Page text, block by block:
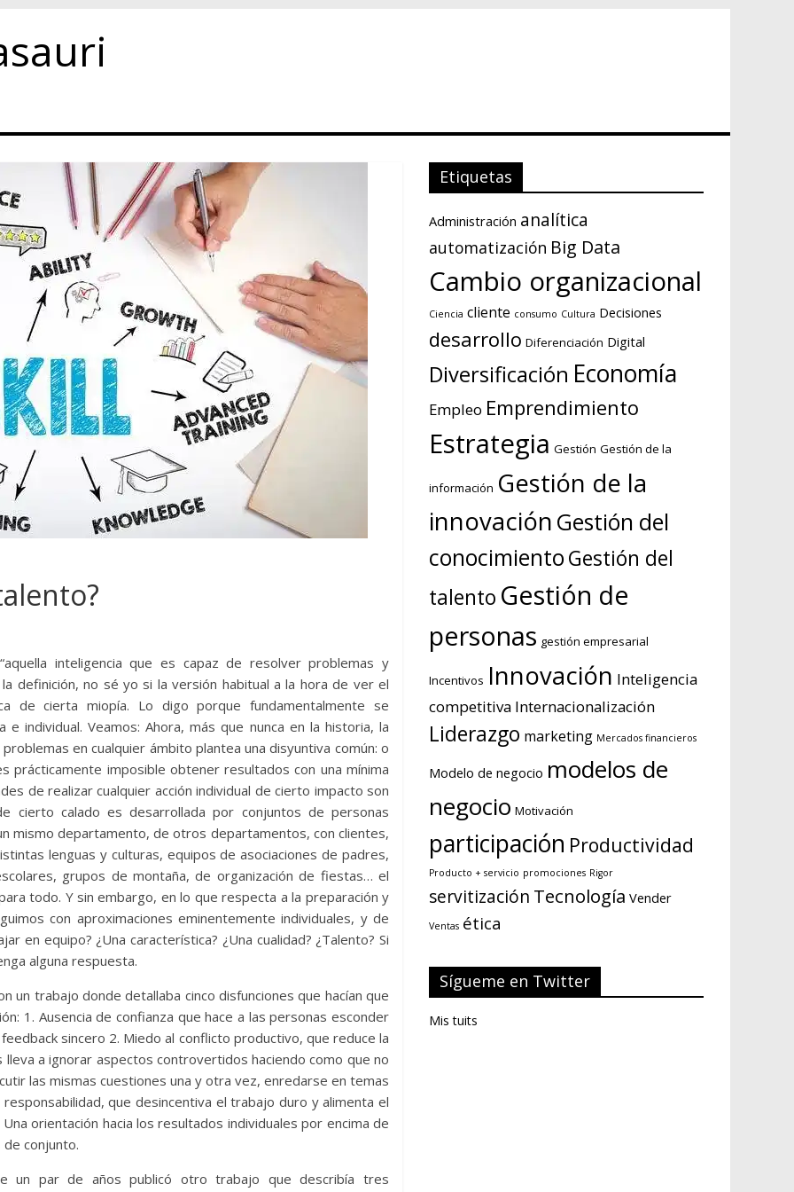
inteligencia que es capaz de resolver problemas y
definición, no sé yo si la versión habitual a la hora de ver el
de cierta miopía. Lo digo porque fundamentalmente se
individual. Veamos: Ahora, más que nunca en la historia, la
en cualquier ámbito plantea una disyuntiva común: o
prácticamente imposible obtener resultados con una mínima
de realizar cualquier acción individual de cierto impacto son
cierto calado es desarrollada por conjuntos de personas
mismo departamento, de otros departamentos, con clientes,
lenguas y culturas, equipos de asociaciones de padres,
grupos de montaña, de organización de fiestas… el
todo. Y sin embargo, en lo que respecta a la preparación y
con aproximaciones eminentemente individuales, y de
en equipo? ¿Una característica? ¿Una cualidad? ¿Talento? Si
alguna respuesta.
un trabajo donde detallaba cinco disfunciones que hacían que
1. Ausencia de confianza que hace a las personas esconder
sincero 2. Miedo al conflicto productivo, que reduce la
a ignorar aspectos controvertidos haciendo como que no
las mismas cuestiones una y otra vez, enredarse en temas
que desincentiva el trabajo duro y alimenta el
orientación hacia los resultados individuales por encima de
conjunto.
un par de años publicó otro trabajo que describía tres
Etiquetas
Administración analítica
automatización Big Data
Cambio organizacional
Ciencia cliente consumo Cultura Decisiones
desarrollo Diferenciación Digital
Diversificación Economía
Empleo Emprendimiento
Estrategia Gestión Gestión de la
información Gestión de la
innovación Gestión del
conocimientoGestión del
talento Gestión de
personas gestión empresarial
Incentivos Innovación Inteligencia
competitiva Internacionalización
Liderazgo marketing Mercados financieros
Modelo de negocio modelos de
negocio Motivación
participación Productividad
Producto + servicio promociones Rigor
servitización Tecnología Vender
Ventas ética
Sígueme en Twitter
Mis tuits